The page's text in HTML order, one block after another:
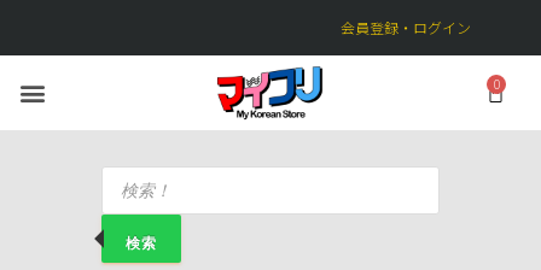
会員登録・ログイン
検索